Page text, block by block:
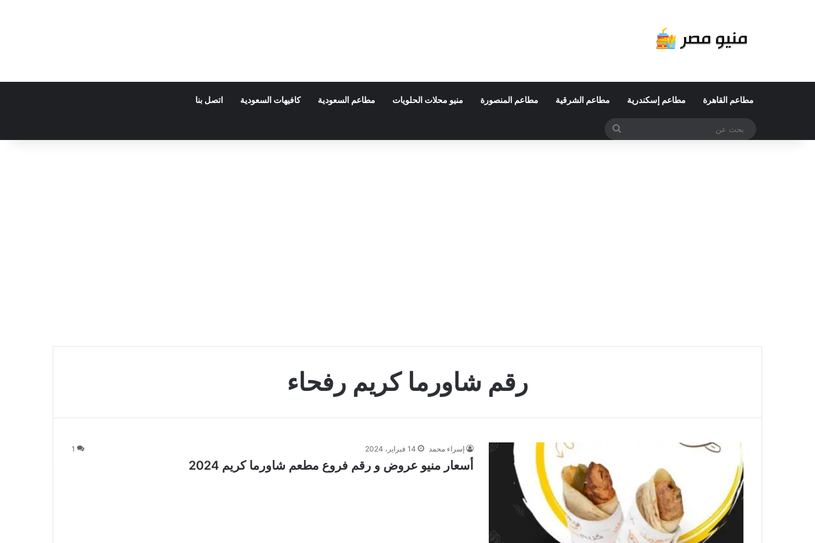
مطاعم القاهرة مطاعم إسكندرية مطاعم الشرقية مطاعم المنصورة منيو محلات الحلويات مطاعم السعودية كافيهات السعودية اتصل بنا
رقم شاورما كريم رفحاء
إسراء محمد 14 فبراير، 2024 1
أسعار منيو عروض و رقم فروع مطعم شاورما كريم 2024